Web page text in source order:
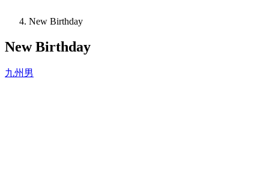
New Birthday
New Birthday
九州男